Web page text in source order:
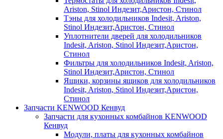
Ariston, Stinol Индезит,Аристон, Стинол
Тэны для холодильников Indesit, Ariston,
Stinol Индезит,Аристон, Стинол
Уплотнители дверей для холодильников
Indesit, Ariston, Stinol Индезит,Аристон,
Стинол
Фильтры для холодильников Indesit, Ariston,
Stinol Индезит,Аристон, Стинол
Ящики, корзины ящиков для холодильников
Indesit, Ariston, Stinol Индезит,Аристон,
Стинол
Запчасти KENWOOD Кенвуд
Запчасти для кухонных комбайнов KENWOOD
Кенвуд
Модули, платы для кухонных комбайнов